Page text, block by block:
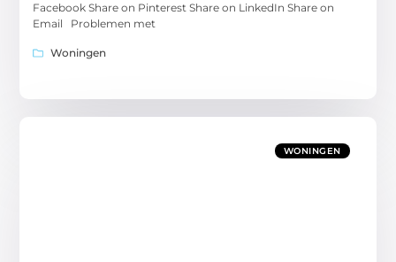
Facebook Share on Pinterest Share on LinkedIn Share on
Email Problemen met
Woningen
WONINGEN